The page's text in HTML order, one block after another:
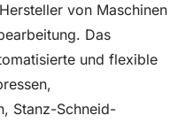
von Maschinen
Das
und flexible
Stanz-Schneid-